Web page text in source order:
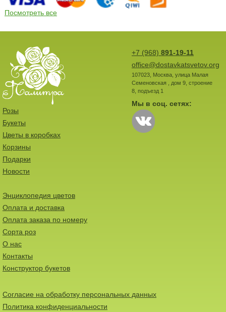
Посмотреть все
+7 (968) 891-19-11
office@dostavkatsvetov.org
107023, Москва, улица Малая
Семеновская , дом 9, строение
8, подъезд 1
Мы в соц. сетях:
Розы
Букеты
Цветы в коробках
Корзины
Подарки
Новости
Энциклопедия цветов
Оплата и доставка
Оплата заказа по номеру
Сорта роз
О нас
Контакты
Конструктор букетов
Согласие на обработку персональных данных
Политика конфиденциальности